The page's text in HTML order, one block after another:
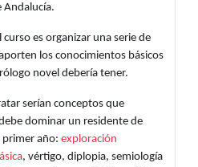
Andalucía.
curso es organizar una serie de
los conocimientos básicos
novel debería tener.
serían conceptos que
dominar un residente de
primer año: exploración
, vértigo, diplopia, semiología